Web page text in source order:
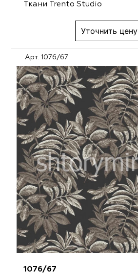
Ткани Trento Studio
Уточнить цену
Арт. 1076/67
1076/67